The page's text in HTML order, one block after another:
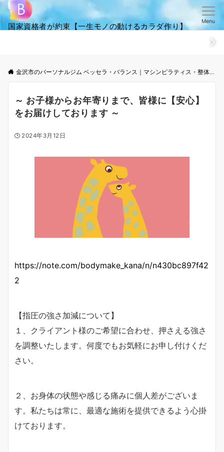
国家資格者が約束【一生モノの動けるカラダ作り】
Menu
ご来店からお帰りまでの
金沢市のパーソナルジム ベッセラ・バランス｜マシンピラティス・整体│根本改善と体幹トレーニング
～ お子様からお年寄りまで、皆様に【安心】
をお届けしております ～
2024年3月12日
https://note.com/bodymake_kana/n/n430bc897f42
2
【指圧の強さ加減について】
１、クライアント様のご希望に合わせ、押さえる強さ
を調整いたします。何度でもお気軽にお申し付けくだ
さい。
２、お身体の状態や感じる痛みに個人差がございま
す。私たちは常に、最適な施術を提供できるよう心掛
けております。